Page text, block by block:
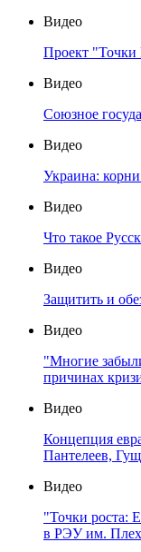
Видео
Проект "Точки
Видео
Союзное
Видео
Украина:
Видео
Что такое
Видео
Защитить и
Видео
"Многие
причинах
Видео
Концепция
Пантелеев,
Видео
"Точки роста:
в РЭУ им.